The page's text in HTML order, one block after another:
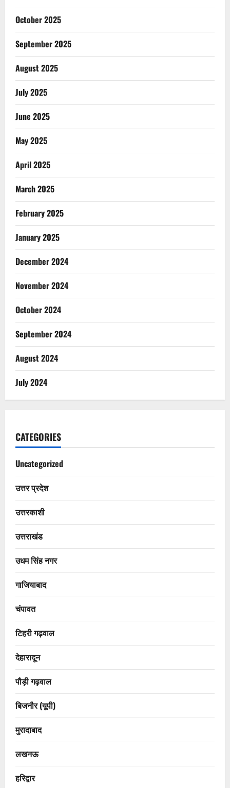
October 2025
September 2025
August 2025
July 2025
June 2025
May 2025
April 2025
March 2025
February 2025
January 2025
December 2024
November 2024
October 2024
September 2024
August 2024
July 2024
CATEGORIES
Uncategorized
उत्तर प्रदेश
उत्तरकाशी
उत्तराखंड
उधम सिंह नगर
गाजियाबाद
चंपावत
टिहरी गढ़वाल
देहारादून
पौड़ी गढ़वाल
बिजनौर (यूपी)
मुरादाबाद
लखनऊ
हरिद्वार